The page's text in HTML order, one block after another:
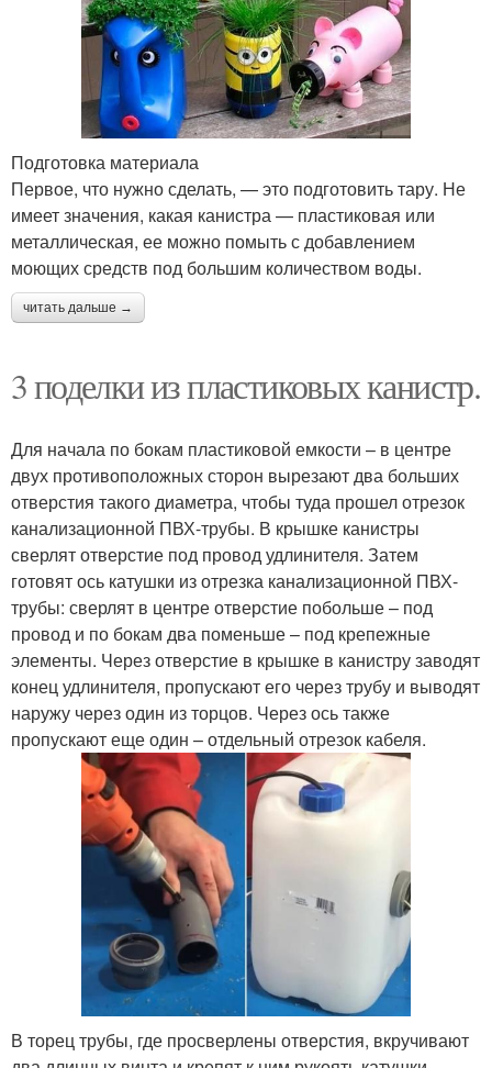
Подготовка материала
Первое, что нужно сделать, — это подготовить тару. Не
имеет значения, какая канистра — пластиковая или
металлическая, ее можно помыть с добавлением
моющих средств под большим количеством воды.
читать дальше →
3 поделки из пластиковых канистр.
Для начала по бокам пластиковой емкости – в центре
двух противоположных сторон вырезают два больших
отверстия такого диаметра, чтобы туда прошел отрезок
канализационной ПВХ-трубы. В крышке канистры
сверлят отверстие под провод удлинителя. Затем
готовят ось катушки из отрезка канализационной ПВХ-
трубы: сверлят в центре отверстие побольше – под
провод и по бокам два поменьше – под крепежные
элементы. Через отверстие в крышке в канистру заводят
конец удлинителя, пропускают его через трубу и выводят
наружу через один из торцов. Через ось также
пропускают еще один – отдельный отрезок кабеля.
В торец трубы, где просверлены отверстия, вкручивают